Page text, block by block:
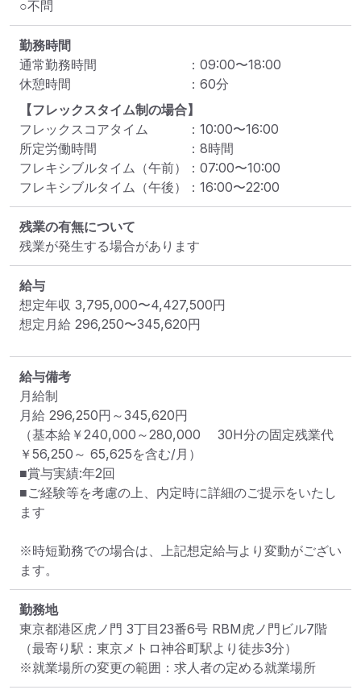
○不問
勤務時間
通常勤務時間
： 09:00〜18:00
休憩時間
： 60分
【フレックスタイム制の場合】
フレックスコアタイム
： 10:00〜16:00
所定労働時間
： 8時間
フレキシブルタイム（午前）
： 07:00〜10:00
フレキシブルタイム（午後）
： 16:00〜22:00
残業の有無について
残業が発生する場合があります
給与
想定年収 3,795,000〜4,427,500円
想定月給 296,250〜345,620円
給与備考
月給制
月給 296,250円～345,620円
（基本給￥240,000～280,000 　30H分の固定残業代
￥56,250～ 65,625を含む/月）
■賞与実績:年2回
■ご経験等を考慮の上、内定時に詳細のご提示をいたし
ます
※時短勤務での場合は、上記想定給与より変動がござい
ます。
勤務地
東京都港区虎ノ門 3丁目23番6号 RBM虎ノ門ビル7階
（最寄り駅：東京メトロ神谷町駅より徒歩3分）
※就業場所の変更の範囲：求人者の定める就業場所